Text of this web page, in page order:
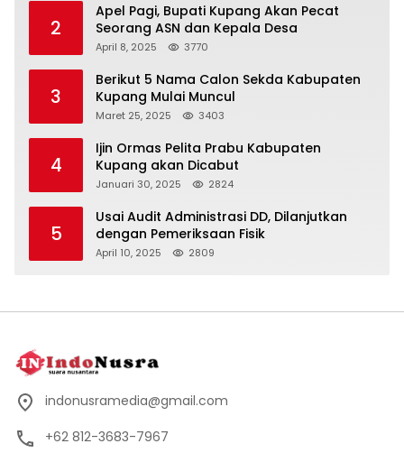
2
Apel Pagi, Bupati Kupang Akan Pecat
Seorang ASN dan Kepala Desa
April 8, 2025 3770
3
Berikut 5 Nama Calon Sekda Kabupaten
Kupang Mulai Muncul
Maret 25, 2025 3403
4
Ijin Ormas Pelita Prabu Kabupaten
Kupang akan Dicabut
Januari 30, 2025 2824
5
Usai Audit Administrasi DD, Dilanjutkan
dengan Pemeriksaan Fisik
April 10, 2025 2809
indonusramedia@gmail.com
+62 812-3683-7967